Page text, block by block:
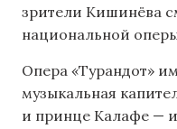
зрители Кишинёва
национальной
Опера «Турандот»
музыкальная
и принце Калафе —